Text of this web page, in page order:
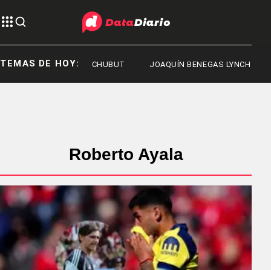
TEMAS DE HOY: CHUBUT JOAQUÍN BENEGAS LYNCH
Roberto Ayala